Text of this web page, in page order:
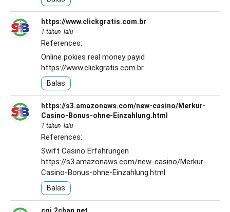
https://www.clickgratis.com.br
1 tahun lalu
References:
Online pokies real money payid
https://www.clickgratis.com.br
Balas
https://s3.amazonaws.com/new-casino/Merkur-
Casino-Bonus-ohne-Einzahlung.html
1 tahun lalu
References:
Swift Casino Erfahrungen
https://s3.amazonaws.com/new-casino/Merkur-
Casino-Bonus-ohne-Einzahlung.html
Balas